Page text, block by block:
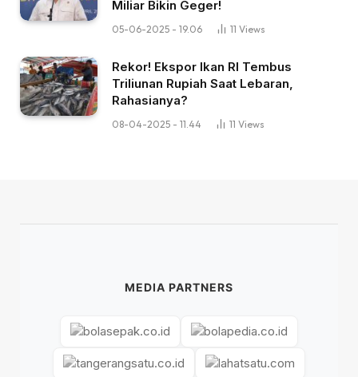
Miliar Bikin Geger!
05-06-2025 - 19.06 11 Views
Rekor! Ekspor Ikan RI Tembus
Triliunan Rupiah Saat Lebaran,
Rahasianya?
08-04-2025 - 11.44 11 Views
MEDIA PARTNERS